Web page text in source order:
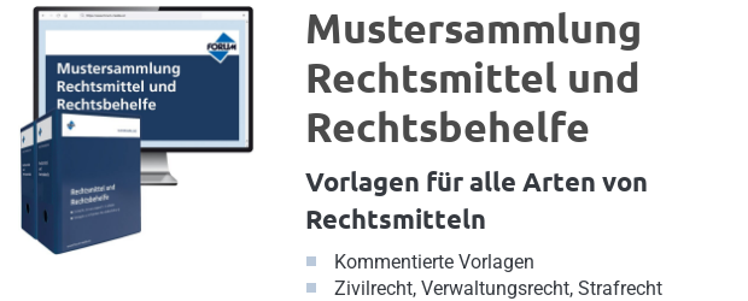
Mustersammlung
Rechtsmittel und
Rechtsbehelfe
Vorlagen für alle Arten von
Rechtsmitteln
Kommentierte Vorlagen
Zivilrecht, Verwaltungsrecht, Strafrecht